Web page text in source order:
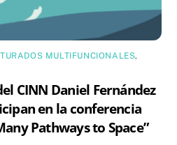
MULTIFUNCIONALES,
CINN Daniel Fernández
en la conferencia
Pathways to Space”